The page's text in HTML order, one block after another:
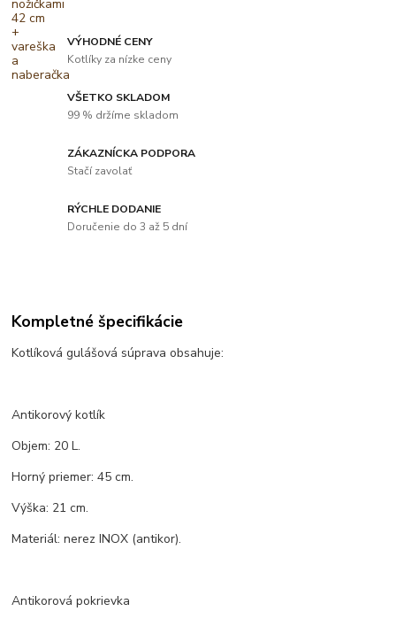
VÝHODNÉ CENY
Kotlíky za nízke ceny
VŠETKO SKLADOM
99 % držíme skladom
ZÁKAZNÍCKA PODPORA
Stačí zavolať
RÝCHLE DODANIE
Doručenie do 3 až 5 dní
Kompletné špecifikácie
Kotlíková gulášová súprava obsahuje:
Antikorový kotlík
Objem: 20 L.
Horný priemer: 45 cm.
Výška: 21 cm.
Materiál: nerez INOX (antikor).
Antikorová pokrievka